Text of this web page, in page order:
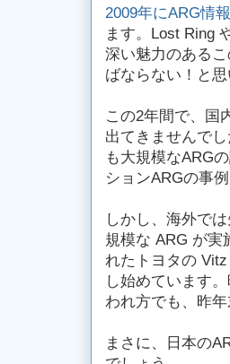
2009年にARG情
ます。Lost Ring
深い魅力のある
ばならない！と
この2年間で、国
出てきませんで
も大規模なARG
ションARGの事
しかし、海外で
規模な ARG が実
れたトヨタの
し始めています
われ方でも、昨
まさに、日本の